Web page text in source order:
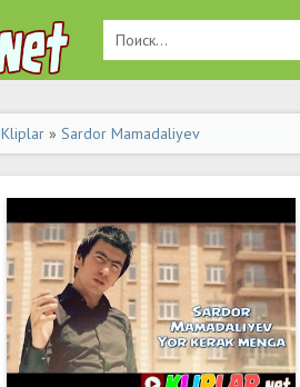
Kliplar» Sardor Mamadaliyev